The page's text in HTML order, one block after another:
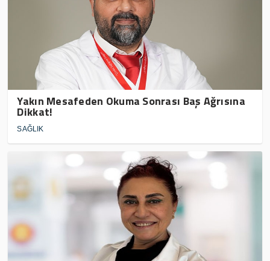
Yakın Mesafeden Okuma Sonrası Baş Ağrısına
Dikkat!
SAĞLIK